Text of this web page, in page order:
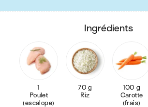
ingrédients
1
Poulet
(escalope)
70 g
Riz
100 g
Carotte
(frais)